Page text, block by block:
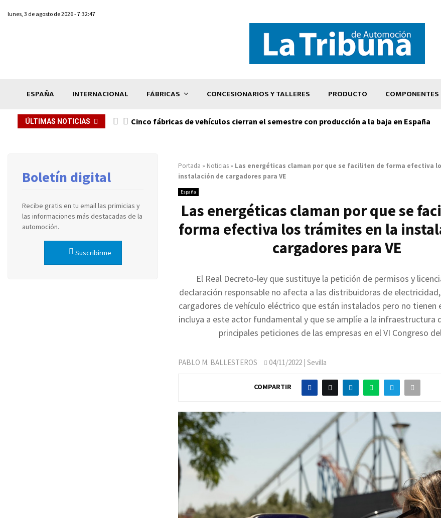
lunes, 3 de agosto de 2026 - 7:32:47
ESPAÑA INTERNACIONAL FÁBRICAS CONCESIONARIOS Y TALLERES PRODUCTO COMPONENTES
ÚLTIMAS NOTICIAS Cinco fábricas de vehículos cierran el semestre con producción a la baja en España
Portada » Noticias » Las energéticas claman por que se faciliten de forma efectiva
instalación de cargadores para VE
España
Las energéticas claman por que se
forma efectiva los trámites en la
cargadores para VE
El Real Decreto-ley que sustituye la petición de permisos y
declaración responsable no afecta a las distribuidoras de
cargadores de vehículo eléctrico que están instalados pero no tienen
incluya a este actor fundamental y que se amplíe a la infraestructura
principales peticiones de las empresas en el VI Congreso
PABLO M. BALLESTEROS 04/11/2022 | Sevilla
COMPARTIR
Boletín digital
Recibe gratis en tu email las primicias y
las informaciones más destacadas de la
automoción.
Suscribirme